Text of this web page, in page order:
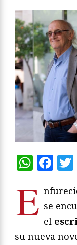
E se
el
su nueva